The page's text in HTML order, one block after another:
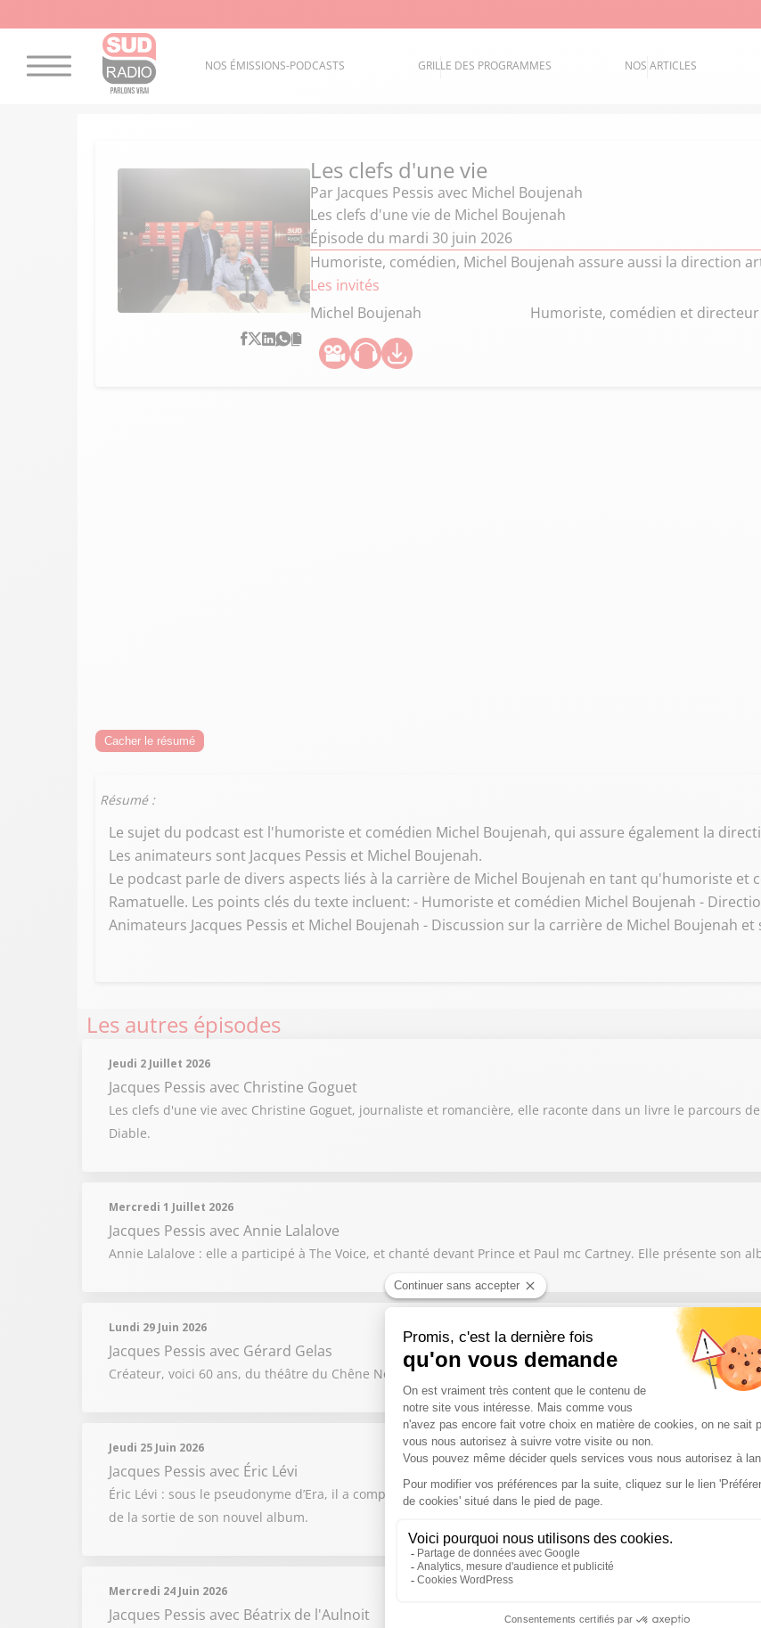
NOS ÉMISSIONS-PODCASTS GRILLE DES PROGRAMMES NOS ARTICLES
Les clefs d'une vie
Par Jacques Pessis avec Michel Boujenah
Les clefs d'une vie de Michel Boujenah
Épisode du mardi 30 juin 2026
Humoriste, comédien, Michel Boujenah assure aussi la direction
Les invités
Michel Boujenah
Humoriste, comédien et
Cacher le résumé
Résumé :
Le sujet du podcast est l'humoriste et comédien Michel Boujenah, qui assure également la
Les animateurs sont Jacques Pessis et Michel Boujenah.
Le podcast parle de divers aspects liés à la carrière de Michel Boujenah en tant qu'humoriste et
Ramatuelle. Les points clés du texte incluent: - Humoriste et comédien Michel Boujenah -
Animateurs Jacques Pessis et Michel Boujenah - Discussion sur la carrière de Michel Boujenah
Les autres épisodes
Jeudi 2 Juillet 2026
Jacques Pessis avec Christine Goguet
Les clefs d'une vie avec Christine Goguet, journaliste et romancière, elle raconte dans un livre le parcours
Diable.
Mercredi 1 Juillet 2026
Jacques Pessis avec Annie Lalalove
Annie Lalalove : elle a participé à The Voice, et chanté devant Prince et Paul mc Cartney. Elle présente son
Lundi 29 Juin 2026
Jacques Pessis avec Gérard Gelas
Créateur, voici 60 ans, du théâtre du Chêne Noir à Avignon, Gérard Gelas raconte son parcours au cœur du
Jeudi 25 Juin 2026
Jacques Pessis avec Éric Lévi
Éric Lévi : sous le pseudonyme d’Era, il a composé « Ameno », une mélodie qui a fait le tour du monde.
de la sortie de son nouvel album.
Mercredi 24 Juin 2026
Jacques Pessis avec Béatrix de l'Aulnoit